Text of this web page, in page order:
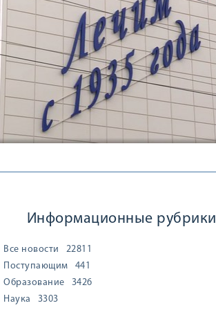
Информационные рубрики
Все новости
22811
Поступающим
441
Образование
3426
Наука
3303